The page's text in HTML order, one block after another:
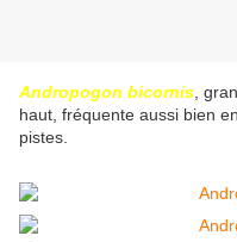
Andropogon bicornis ,
haut, fréquente aussi bien
pistes.